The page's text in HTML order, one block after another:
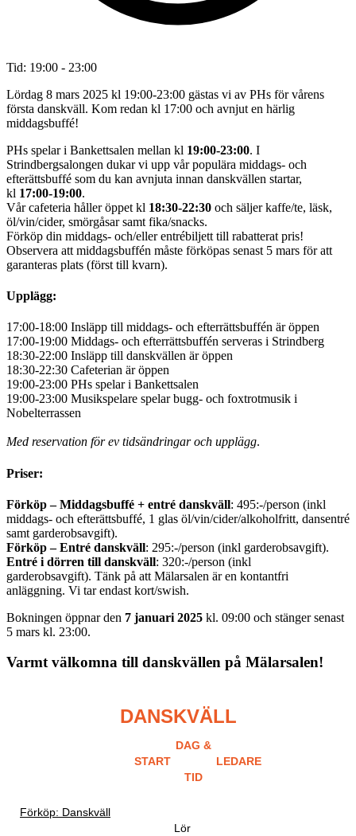
Tid: 19:00 - 23:00
Lördag 8 mars 2025 kl 19:00-23:00 gästas vi av PHs för vårens
första danskväll. Kom redan kl 17:00 och avnjut en härlig
middagsbuffé!
PHs spelar i Bankettsalen mellan kl 19:00-23:00. I
Strindbergsalongen dukar vi upp vår populära middags- och
efterättsbuffé som du kan avnjuta innan danskvällen startar,
kl 17:00-19:00.
Vår cafeteria håller öppet kl 18:30-22:30 och säljer kaffe/te, läsk,
öl/vin/cider, smörgåsar samt fika/snacks.
Förköp din middags- och/eller entrébiljett till rabatterat pris!
Observera att middagsbuffén måste förköpas senast 5 mars för att
garanteras plats (först till kvarn).
Upplägg:
17:00-18:00 Insläpp till middags- och efterrättsbuffén är öppen
17:00-19:00 Middags- och efterrättsbuffén serveras i Strindberg
18:30-22:00 Insläpp till danskvällen är öppen
18:30-22:30 Cafeterian är öppen
19:00-23:00 PHs spelar i Bankettsalen
19:00-23:00 Musikspelare spelar bugg- och foxtrotmusik i
Nobelterrassen
Med reservation för ev tidsändringar och upplägg.
Priser:
Förköp – Middagsbuffé + entré danskväll: 495:-/person (inkl
middags- och efterättsbuffé, 1 glas öl/vin/cider/alkoholfritt, dansentré
samt garderobsavgift).
Förköp – Entré danskväll: 295:-/person (inkl garderobsavgift).
Entré i dörren till danskväll: 320:-/person (inkl
garderobsavgift). Tänk på att Mälarsalen är en kontantfri
anläggning. Vi tar endast kort/swish.
Bokningen öppnar den 7 januari 2025 kl. 09:00 och stänger senast
5 mars kl. 23:00.
Varmt välkomna till danskvällen på Mälarsalen!
DANSKVÄLL
START
DAG &
TID
LEDARE
Förköp: Danskväll
Lör